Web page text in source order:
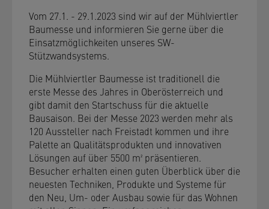
Vom 27.1. - 29.1.2023 sind wir auf der Mühlviertler
Baumesse und informieren Sie gerne über die
Einsatzmöglichkeiten unseres SW-
Stützwandsystems.
Die Mühlviertler Baumesse ist traditionell die
erste Messe des Jahres in Oberösterreich und
gibt damit den Startschuss für die aktuelle
Bausaison. Bei der Messe 2023 werden mehr als
120 Aussteller nach Freistadt kommen und ihre
Palette an Qualitätsprodukten und innovativen
Lösungen auf über 5500 m² präsentieren.
Besucher erhalten einen guten Überblick über die
neuesten Techniken, Produkte und Systeme für
den Neu, Um- oder Ausbau sowie für das Wohnen